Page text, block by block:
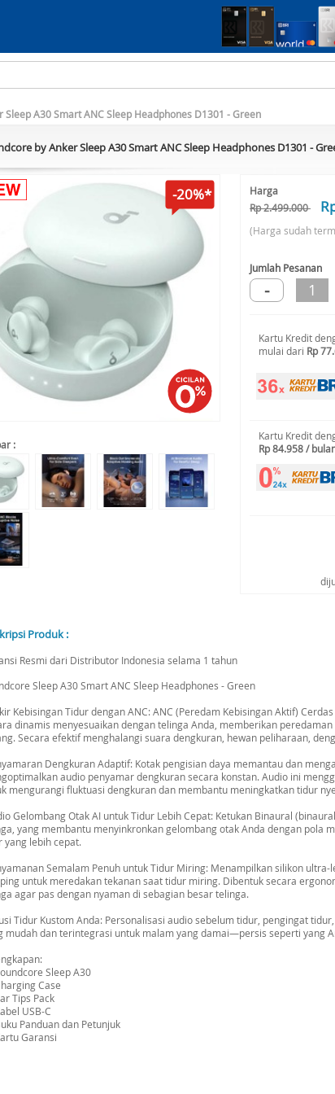
Sleep A30 Smart ANC Sleep Headphones D1301 - Green
by Anker Sleep A30 Smart ANC Sleep Headphones D1301 -
-20%*
:
Harga
Rp 2.499.000
(Harga sudah
Jumlah Pesanan
- 1
Kartu Kredit
mulai dari Rp
Kartu Kredit
Rp 84.958 /
Produk :
Resmi dari Distributor Indonesia selama 1 tahun
Sleep A30 Smart ANC Sleep Headphones - Green
Kebisingan Tidur dengan ANC: ANC (Peredam Kebisingan Aktif)
dinamis menyesuaikan dengan telinga Anda, memberikan
Secara efektif menghalangi suara dengkuran, hewan peliharaan,
Dengkuran Adaptif: Kotak pengisian daya memantau dan
audio penyamar dengkuran secara konstan. Audio ini
mengurangi fluktuasi dengkuran dan membantu meningkatkan tidur
Gelombang Otak AI untuk Tidur Lebih Cepat: Ketukan Binaural
yang membantu menyinkronkan gelombang otak Anda dengan pola
yang lebih cepat.
Semalam Penuh untuk Tidur Miring: Menampilkan silikon
untuk meredakan tekanan saat tidur miring. Dibentuk secara
agar pas dengan nyaman di sebagian besar telinga.
Tidur Kustom Anda: Personalisasi audio sebelum tidur, pengingat
mudah dan terintegrasi untuk malam yang damai—persis seperti yang
Sleep A30
Case
Tips Pack
USB-C
Panduan dan Petunjuk
Garansi